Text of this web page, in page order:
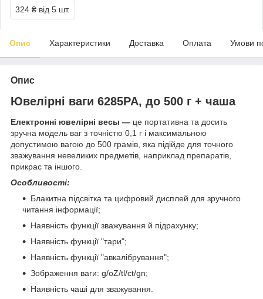
324 ₴ від 5 шт.
Опис Характеристики Доставка Оплата Умови
Опис
Ювелірні ваги 6285PA, до 500 г + чаша
Електронні ювелірні весы ― це портативна та досить
зручна модель ваг з точністю 0,1 г і максимальною
допустимою вагою до 500 грамів, яка підійде для точного
зважування невеликих предметів, наприклад препаратів,
прикрас та іншого.
Особливості:
Блакитна підсвітка та цифровий дисплей для зручного
читання інформації;
Наявність функції зважування й підрахунку;
Наявність функції "тари";
Наявність функції "авкалібрування";
Зображення ваги: g/oZ/tl/ct/gn;
Наявність чаші для зважування.